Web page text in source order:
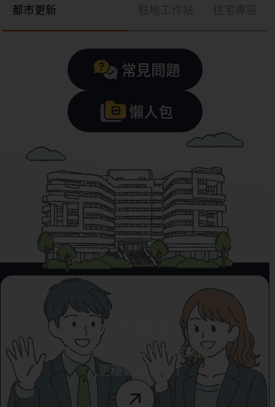
都市更新
常見問題
懶人包
人才招募
加入我們，為臺北的未來注
入更穩健的力量！